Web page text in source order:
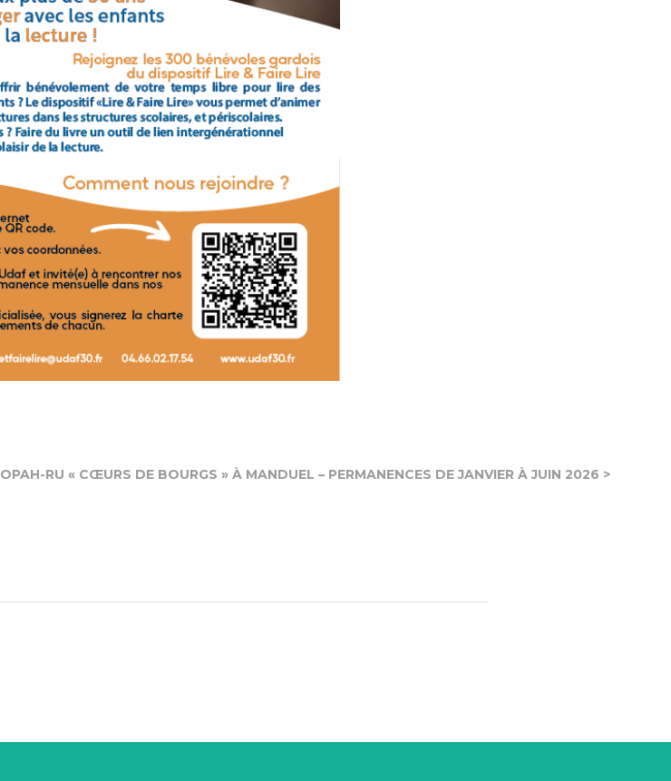
OPAH-RU « CŒURS DE BOURGS » À MANDUEL – PERMANENCES DE JANVIER À JUIN 2026 >